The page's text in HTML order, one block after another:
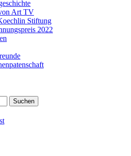
Art TV
Stiftung
2022